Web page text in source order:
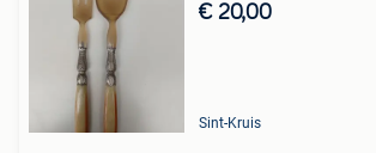
€ 20,00
Sint-Kruis